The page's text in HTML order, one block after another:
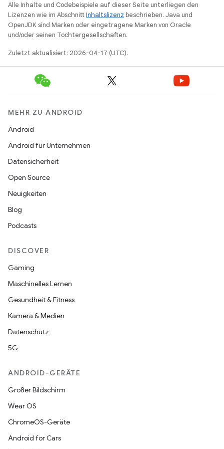
Alle Inhalte und Codebeispiele auf dieser Seite unterliegen den
Lizenzen wie im AbschnittInhaltslizenz beschrieben. Java und
OpenJDK sind Marken oder eingetragene Marken von Oracle
und/oder seinen Tochtergesellschaften.
Zuletzt aktualisiert: 2026-04-17 (UTC).
MEHR ZU ANDROID
Android
Android für Unternehmen
Datensicherheit
Open Source
Neuigkeiten
Blog
Podcasts
DISCOVER
Gaming
Maschinelles Lernen
Gesundheit & Fitness
Kamera & Medien
Datenschutz
5G
ANDROID-GERÄTE
Großer Bildschirm
Wear OS
ChromeOS-Geräte
Android for Cars